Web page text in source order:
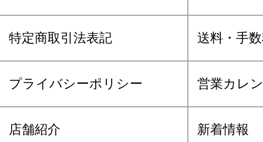
特定商取引法表記 送料・手
プライバシーポリシー 営業カレ
店舗紹介 新着情報